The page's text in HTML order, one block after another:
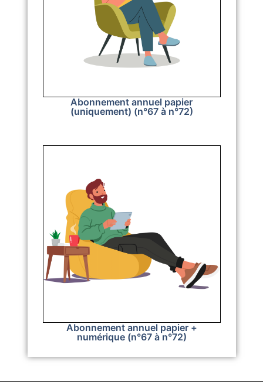
Abonnement annuel papier
(uniquement) (n°67 à n°72)
Abonnement annuel papier +
numérique (n°67 à n°72)